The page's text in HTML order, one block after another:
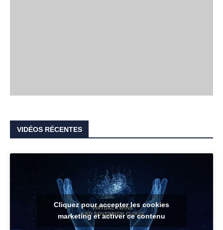
VIDÉOS RÉCENTES
Cliquez pour accepter les cookies
marketing et activer ce contenu